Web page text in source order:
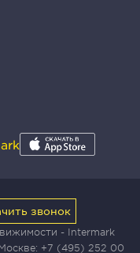
- Intermark
+7 (495) 252 00
звонок